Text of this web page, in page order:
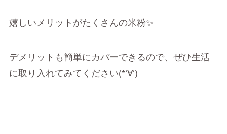
嬉しいメリットがたくさんの米粉✨
デメリットも簡単にカバーできるので、ぜひ生活
に取り入れてみてください(*‘∀‘)